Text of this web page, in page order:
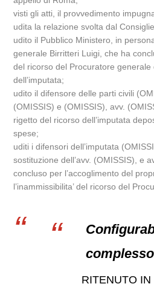
visti gli atti, il provvedimento
udita la relazione svolta dal
udito il Pubblico Ministero, in
generale Birritteri Luigi, che ha
del ricorso del Procuratore
dell’imputata;
udito il difensore delle parti civili
(OMISSIS) e (OMISSIS), avv.
rigetto del ricorso dell’imputata
spese;
uditi i difensori dell’imputata
sostituzione dell’avv. (OMISSIS), e
concluso per l’accoglimento del
l’inammissibilita’ del ricorso del
complesso
RITENUTO IN